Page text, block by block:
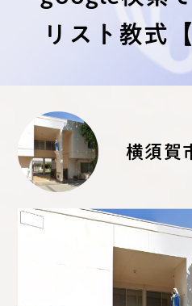
リスト教式
横須賀